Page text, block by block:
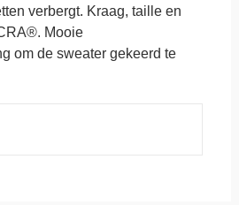
verbergt. Kraag, taille en
Mooie
om de sweater gekeerd te